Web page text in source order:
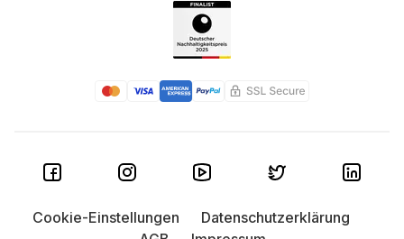
Cookie-Einstellungen
Datenschutzerklärung